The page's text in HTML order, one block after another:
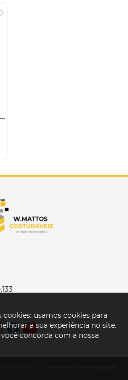
usamos cookies para
a sua experiência no site.
concorda com a nossa